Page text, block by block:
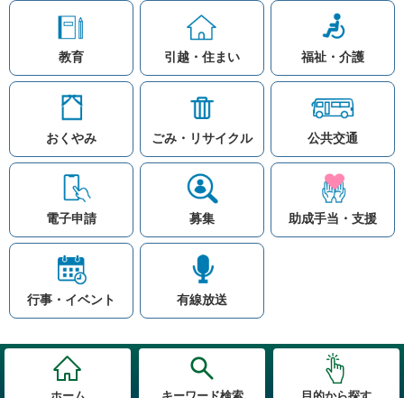
知りたい情報を検索
注目ワード
公共交通
入札
高齢者福祉 補助金
教育 引越・住まい 福祉・介護
おくやみ ごみ・リサイクル 公共交通
電子申請 募集 助成手当・支援
行事・イベント 有線放送
お問い合わせ
リンク集
このホームページ
著作権と免責事項につ
プライバシーポリシー
© Village Hara